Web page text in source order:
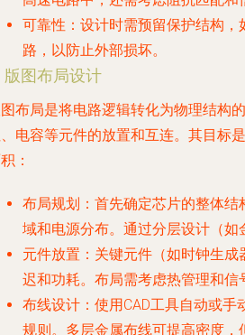
可靠性 ：设计时需预留保护结构
路，以防止外部损坏。
版图布局设计
布局是将电路逻辑转化为物理结构
电容等元件的放置和互连。其目标
：
布局规划 ：首先确定芯片的整体
域和电源分布。通过分层设计（
元件放置 ：关键元件（如时钟生
迟和功耗。布局需考虑热管理和信
布线设计 ：使用CAD工具自动或
规则。多层金属布线可提高密度，